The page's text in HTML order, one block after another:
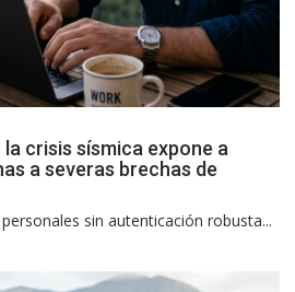
crisis sísmica expone a
a severas brechas de
sin autenticación robusta...